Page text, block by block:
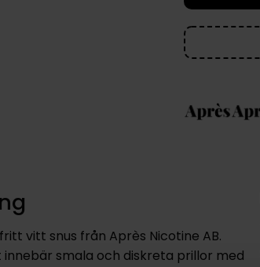
vitt snus från Après Nicotine AB.
innebär smala och diskreta prillor med